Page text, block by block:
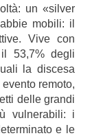
un «silver
mobili: il
Vive con
53,7% degli
la discesa
remoto,
delle grandi
vulnerabili: i
e le